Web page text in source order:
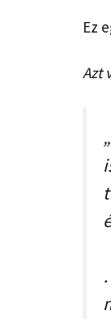
Ez
Azt